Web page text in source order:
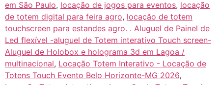
em São Paulo, locação de jogos para eventos, locação
de totem digital para feira agro, locação de totem
touchscreen para estandes agro. . Aluguel de Painel de
Led flexível -aluguel de Totem interativo Touch screen-
Aluguel de Holobox e holograma 3d em Lagoa /
multinacional, Locação Totem Interativo - Locação de
Totens Touch Evento Belo Horizonte-MG 2026,